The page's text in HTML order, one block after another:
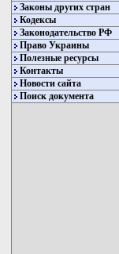
Законы других стран
Кодексы
Законодательство РФ
Право Украины
Полезные ресурсы
Контакты
Новости сайта
Поиск документа